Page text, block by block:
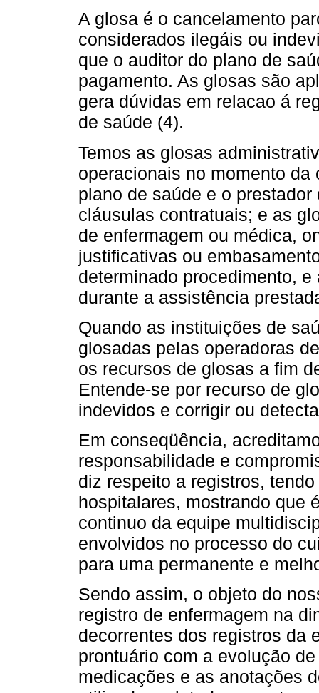
A glosa é o cancelamento
considerados ilegáis ou
que o auditor do plano de
pagamento. As glosas são
gera dúvidas em relacao á
de saúde (4).
Temos as glosas
operacionais no momento
plano de saúde e o
cláusulas contratuais; e as
de enfermagem ou médica,
justificativas ou
determinado procedimento,
durante a assistência
Quando as instituições de
glosadas pelas operadoras
os recursos de glosas a fim
Entende-se por recurso de
indevidos e corrigir ou
Em conseqüência,
responsabilidade e
diz respeito a registros,
hospitalares, mostrando que
continuo da equipe
envolvidos no processo do
para uma permanente e
Sendo assim, o objeto do
registro de enfermagem na
decorrentes dos registros da
prontuário com a evolução
medicações e as anotações